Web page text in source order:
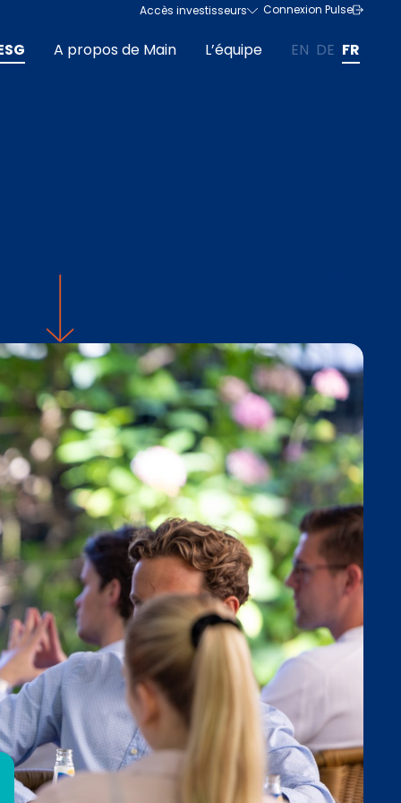
Accès investisseurs Connexion Pulse
A propos de Main L’équipe EN DE FR